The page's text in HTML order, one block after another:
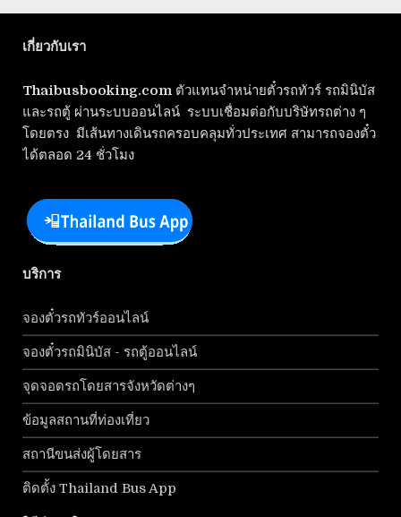
เกี่ยวกับเรา
Thaibusbooking.com ตัวแทนจำหน่ายตั๋วรถทัวร์ รถมินิบัส
และรถตู้ ผ่านระบบออนไลน์ ระบบเชื่อมต่อกับบริษัทรถต่าง ๆ
โดยตรง มีเส้นทางเดินรถครอบคลุมทั่วประเทศ สามารถจองตั๋ว
ได้ตลอด 24 ชั่วโมง
บริการ
จองตั๋วรถทัวร์ออนไลน์
จองตั๋วรถมินิบัส - รถตู้ออนไลน์
จุดจอดรถโดยสารจังหวัดต่างๆ
ข้อมูลสถานที่ท่องเที่ยว
สถานีขนส่งผู้โดยสาร
ติดตั้ง Thailand Bus App